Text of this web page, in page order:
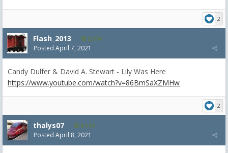
2
Flash_2013 2,074
Posted April 7, 2021
Candy Dulfer & David A. Stewart - Lily Was Here
https://www.youtube.com/watch?v=86BmSaXZMHw
2
thalys07 8,174
Posted April 8, 2021